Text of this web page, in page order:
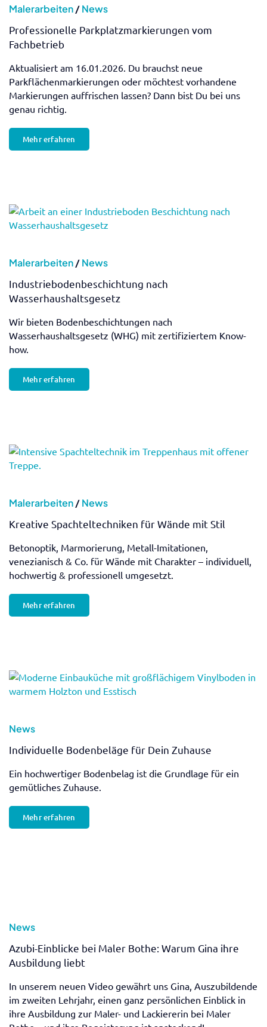
Malerarbeiten/News
Professionelle Parkplatzmarkierungen vom
Fachbetrieb
Aktualisiert am 16.01.2026. Du brauchst neue
Parkflächenmarkierungen oder möchtest vorhandene
Markierungen auffrischen lassen? Dann bist Du bei uns
genau richtig.
Mehr erfahren
Malerarbeiten/News
Industriebodenbeschichtung nach
Wasserhaushaltsgesetz
Wir bieten Bodenbeschichtungen nach
Wasserhaushaltsgesetz (WHG) mit zertifiziertem Know-
how.
Mehr erfahren
Malerarbeiten/News
Kreative Spachteltechniken für Wände mit Stil
Betonoptik, Marmorierung, Metall-Imitationen,
venezianisch & Co. für Wände mit Charakter – individuell,
hochwertig & professionell umgesetzt.
Mehr erfahren
News
Individuelle Bodenbeläge für Dein Zuhause
Ein hochwertiger Bodenbelag ist die Grundlage für ein
gemütliches Zuhause.
Mehr erfahren
News
Azubi-Einblicke bei Maler Bothe: Warum Gina ihre
Ausbildung liebt
In unserem neuen Video gewährt uns Gina, Auszubildende
im zweiten Lehrjahr, einen ganz persönlichen Einblick in
ihre Ausbildung zur Maler- und Lackiererin bei Maler